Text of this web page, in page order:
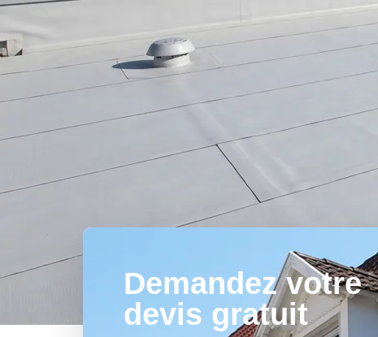
Demandez votre
devis gratuit